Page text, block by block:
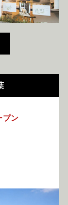
プン